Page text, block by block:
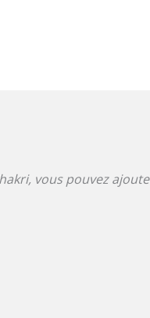
vous pouvez